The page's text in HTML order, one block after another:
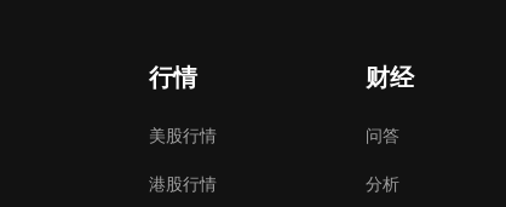
行情
美股行情
港股行情
财经
问答
分析